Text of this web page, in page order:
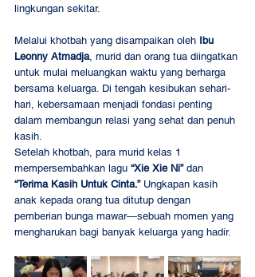
lingkungan sekitar.
Melalui khotbah yang disampaikan oleh Ibu
Leonny Atmadja, murid dan orang tua diingatkan
untuk mulai meluangkan waktu yang berharga
bersama keluarga. Di tengah kesibukan sehari-
hari, kebersamaan menjadi fondasi penting
dalam membangun relasi yang sehat dan penuh
kasih.
Setelah khotbah, para murid kelas 1
mempersembahkan lagu “Xie Xie Ni” dan
“Terima Kasih Untuk Cinta.” Ungkapan kasih
anak kepada orang tua ditutup dengan
pemberian bunga mawar—sebuah momen yang
mengharukan bagi banyak keluarga yang hadir.